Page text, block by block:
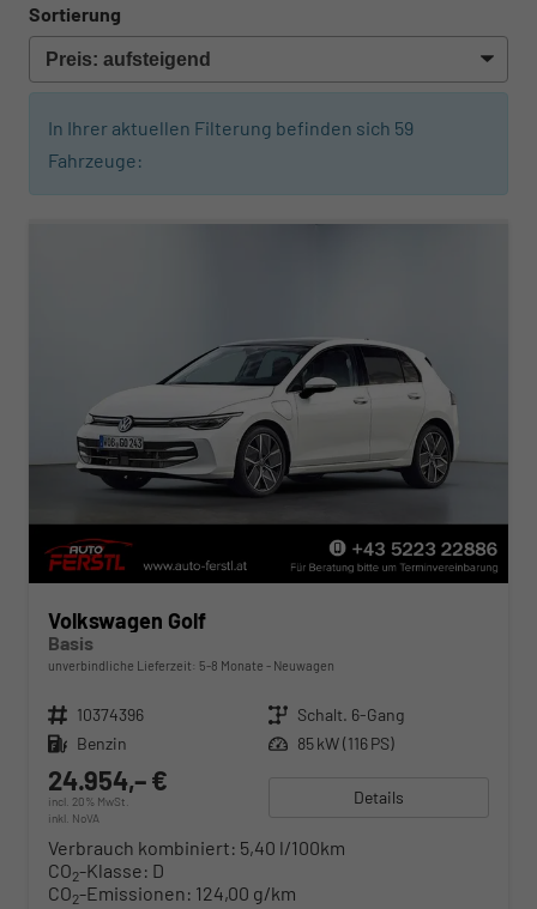
Sortierung
In Ihrer aktuellen Filterung befinden sich 59
Fahrzeuge:
Volkswagen Golf
Basis
unverbindliche Lieferzeit: 5-8 Monate Neuwagen
Fahrzeugnr. 10374396 Getriebe Schalt. 6-Gang
Kraftstoff Benzin Leistung 85 kW (116 PS)
24.954,– €
incl. 20% MwSt.
inkl. NoVA
Details
Verbrauch kombiniert: 5,40 l/100km
CO2-Klasse: D
CO2-Emissionen: 124,00 g/km